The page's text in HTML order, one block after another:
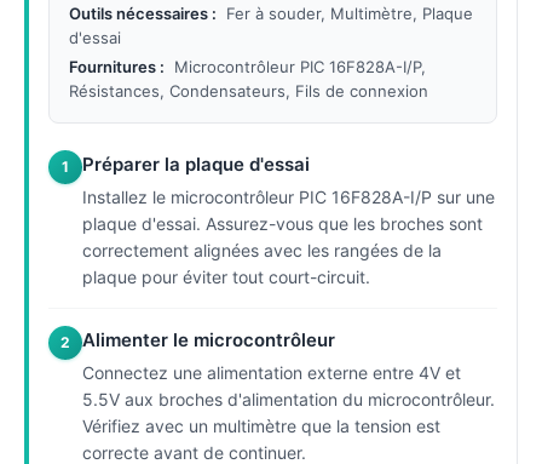
Outils nécessaires :
Fer à souder, Multimètre, Plaque
d'essai
Fournitures :
Microcontrôleur PIC 16F828A-I/P,
Résistances, Condensateurs, Fils de connexion
1 Préparer la plaque d'essai
Installez le microcontrôleur PIC 16F828A-I/P sur une
plaque d'essai. Assurez-vous que les broches sont
correctement alignées avec les rangées de la
plaque pour éviter tout court-circuit.
2 Alimenter le microcontrôleur
Connectez une alimentation externe entre 4V et
5.5V aux broches d'alimentation du microcontrôleur.
Vérifiez avec un multimètre que la tension est
correcte avant de continuer.